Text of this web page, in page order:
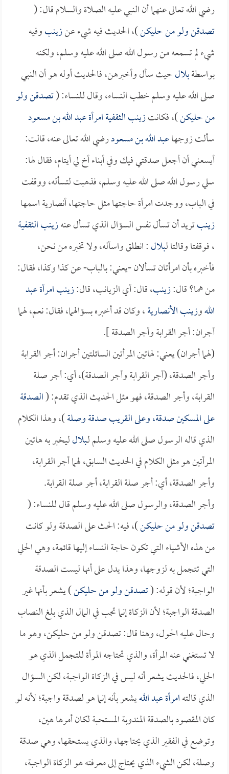
رضي الله تعالى عنهما أن النبي عليه الصلاة والسلام قال: (
تصدقن ولو من حليكن)، الحديث فيه شيء عنزينبوفيه
شيء لم تسمعه من رسول الله صلى الله عليه وسلم، ولكنه
بواسطةبلالحيث سأل وأخبرهن، فالحديث أوله هو أن النبي
صلى الله عليه وسلم خطب النساء، وقال للنساء: (تصدقن ولو
من حليكن)، فكانتزينب الثقفية امرأة عبد الله بن مسعود
سألت زوجهاعبد الله بن مسعودرضي الله تعالى عنه، قالت:
أيسعني أن أجعل صدقتي فيك وفي أبناء أخ لي أيتام، فقال لها:
سلي رسول الله صلى الله عليه وسلم، فذهبت لتسأله، ووقفت
في الباب، ووجدت امرأة حاجتها مثل حاجتها، أنصارية اسمها
زينبتريد أن تسأل نفس السؤال الذي تسأل عنهزينب الثقفية
، فوقفتا وقالتا لبلال: انطلق واسأله، ولا تخبره من نحن،
فأخبره بأن امرأتان تسألان -يعني: بالباب- عن كذا وكذا، فقال:
من هما؟ قال:زينب، قال: أي الزيانب، قال:زينب امرأة عبد
اللهوزينب الأنصارية، وكان قد أخبره بسؤالهما، فقال: نعم، لهما
أجران: أجر القرابة وأجر الصدقة ].
(لهما أجران) يعني: لهاتين المرأتين السائلتين أجران: أجر القرابة
وأجر الصدقة، (أجر القرابة وأجر الصدقة)، أي: أجر صلة
القرابة، وأجر الصدقة، فهو مثل الحديث الذي تقدم: (الصدقة
على المسكين صدقة، وعلى القريب صدقة وصلة)، وهذا الكلام
الذي قاله الرسول صلى الله عليه وسلم لـبلالليخبر به هاتين
المرأتين هو مثل الكلام في الحديث السابق، لهما أجر القرابة،
وأجر الصدقة، أي: أجر صلة القرابة، أجر صلة القرابة.
وأجر الصدقة، والرسول صلى الله عليه وسلم قال للنساء: (
تصدقن ولو من حليكن)، فيه: الحث على الصدقة ولو كانت
من هذه الأشياء التي تكون حاجة النساء إليها قائمة، وهي الحلي
التي تتجمل به لزوجها، وهذا يدل على أنها ليست الصدقة
الواجبة؛ لأن قوله: (تصدقن ولو من حليكن) يشعر بأنها غير
الصدقة الواجبة؛ لأن الزكاة إنما تجب في المال الذي بلغ النصاب
وحال عليه الحول، وهنا قال: تصدقن ولو من حليكن، وهو ما
لا تستغني عنه المرأة، والذي تحتاجه المرأة للتجمل الذي هو
الحلي، فالحديث يشعر أنه ليس في الزكاة الواجبة، لكن السؤال
الذي قالتهامرأة عبد اللهيشعر بأنه إنما هو لصدقة واجبة؛ لأنه لو
كان المقصود بالصدقة المندوبة المستحبة لكان أمرها هين،
وتوضع في الفقير الذي يحتاجها، والذي يستحقها، وهي صدقة
وصلة، لكن الشيء الذي يحتاج إلى معرفته هو الزكاة الواجبة،